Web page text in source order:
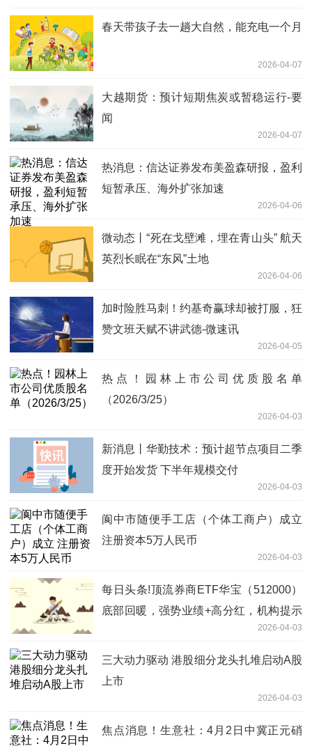
春天带孩子去一趟大自然，能充电一个月
2026-04-07
大越期货：预计短期焦炭或暂稳运行-要
闻
2026-04-07
热消息：信达证券发布美盈森研报，盈利
短暂承压、海外扩张加速
2026-04-06
微动态丨“死在戈壁滩，埋在青山头” 航天
英烈长眠在“东风”土地
2026-04-06
加时险胜马刺！约基奇赢球却被打服，狂
赞文班天赋不讲武德-微速讯
2026-04-05
热点！园林上市公司优质股名单
（2026/3/25）
2026-04-03
新消息丨华勤技术：预计超节点项目二季
度开始发货 下半年规模交付
2026-04-03
阆中市随便手工店（个体工商户）成立
注册资本5万人民币
2026-04-03
每日头条!顶流券商ETF华宝（512000）
底部回暖，强势业绩+高分红，机构提示
2026-04-03
三大动力驱动 港股细分龙头扎堆启动A股
上市
2026-04-03
焦点消息！生意社：4月2日中冀正元硝